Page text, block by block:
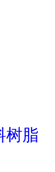
树脂